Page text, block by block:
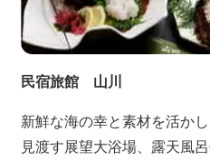
民宿旅館 山川
新鮮な海の幸と素材を活か
見渡す展望大浴場、露天風